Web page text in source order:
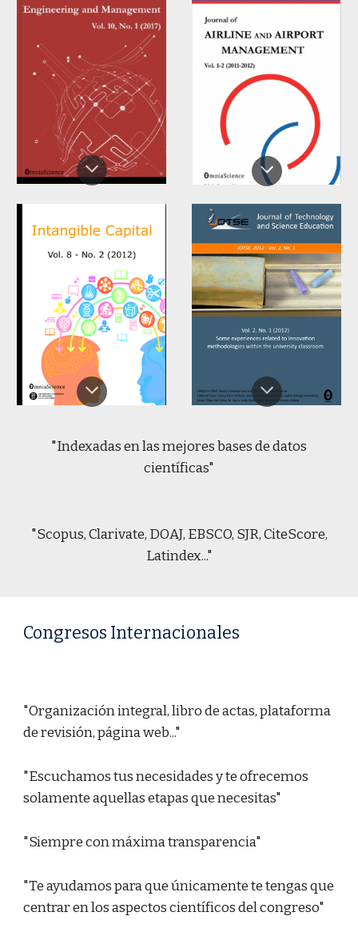
"Indexadas en las mejores bases de datos
científicas"
"Scopus, Clarivate, DOAJ, EBSCO, SJR, CiteScore,
Latindex..."
Congresos Internacionales
"Organización integral, libro de actas, plataforma
de revisión, página web..."
"Escuchamos tus necesidades y te ofrecemos
solamente aquellas etapas que necesitas"
"Siempre con máxima transparencia"
"Te ayudamos para que únicamente te tengas que
centrar en los aspectos científicos del congreso"